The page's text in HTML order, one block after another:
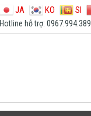
JA KO SI
Hotline hỗ trợ: 0967.994.389